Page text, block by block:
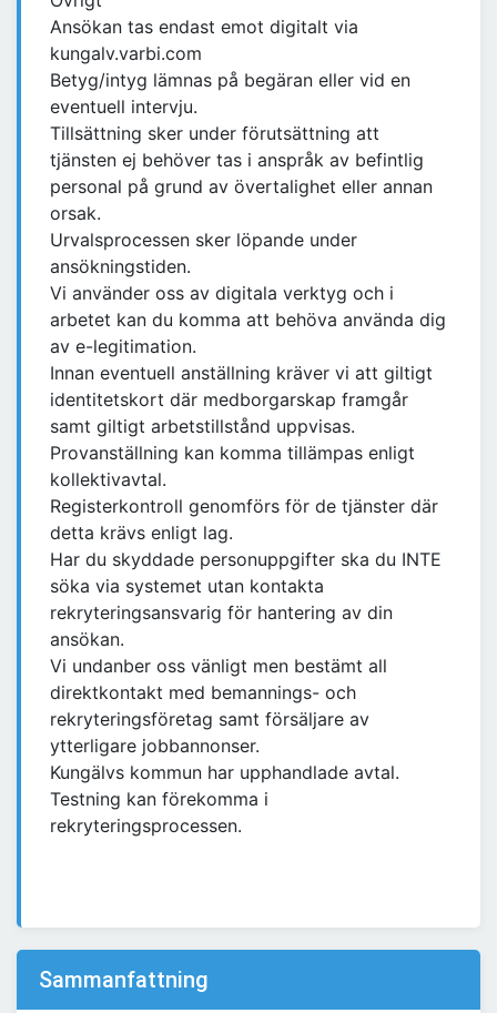
Ansökan tas endast emot digitalt via
kungalv.varbi.com
Betyg/intyg lämnas på begäran eller vid en
eventuell intervju.
Tillsättning sker under förutsättning att
tjänsten ej behöver tas i anspråk av befintlig
personal på grund av övertalighet eller annan
orsak.
Urvalsprocessen sker löpande under
ansökningstiden.
Vi använder oss av digitala verktyg och i
arbetet kan du komma att behöva använda dig
av e-legitimation.
Innan eventuell anställning kräver vi att giltigt
identitetskort där medborgarskap framgår
samt giltigt arbetstillstånd uppvisas.
Provanställning kan komma tillämpas enligt
kollektivavtal.
Registerkontroll genomförs för de tjänster där
detta krävs enligt lag.
Har du skyddade personuppgifter ska du INTE
söka via systemet utan kontakta
rekryteringsansvarig för hantering av din
ansökan.
Vi undanber oss vänligt men bestämt all
direktkontakt med bemannings- och
rekryteringsföretag samt försäljare av
ytterligare jobbannonser.
Kungälvs kommun har upphandlade avtal.
Testning kan förekomma i
rekryteringsprocessen.
Sammanfattning